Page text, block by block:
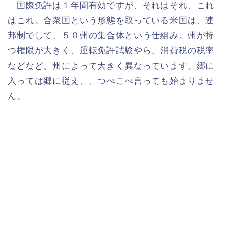
国際免許は１年間有効ですが、それはそれ、これ
はこれ。合衆国という形態を取っている米国は、連
邦制でして、５０州の集合体という仕組み。州が持
つ権限が大きく、運転免許試験やら、消費税の税率
などなど、州によって大きく異なっています。郷に
入っては郷に従え、、つべこべ言っても始まりませ
ん。